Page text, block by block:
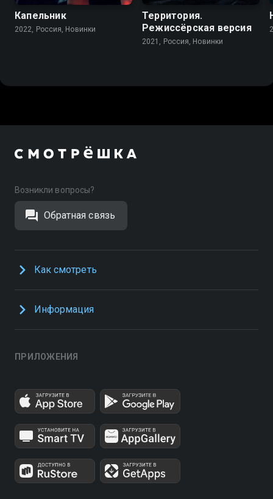
Капельник
2022, Россия, Новинки
Территория.
Режиссёрская версия
2021, Россия, Новинки
Возникли вопросы?
Обратная связь
Как смотреть
Информация
ПРИЛОЖЕНИЯ